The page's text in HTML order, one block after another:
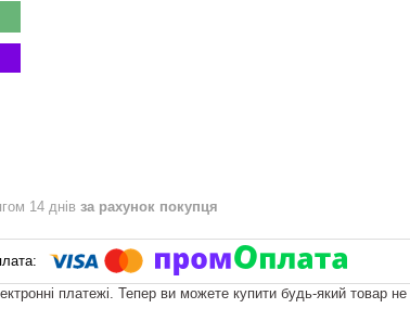
14 днів за рахунок покупця
платежі. Тепер ви можете купити будь-який товар